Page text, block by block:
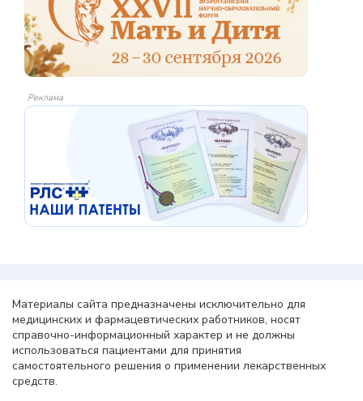
Реклама
Материалы сайта предназначены исключительно для
медицинских и фармацевтических работников, носят
справочно-информационный характер и не должны
использоваться пациентами для принятия
самостоятельного решения о применении лекарственных
средств.